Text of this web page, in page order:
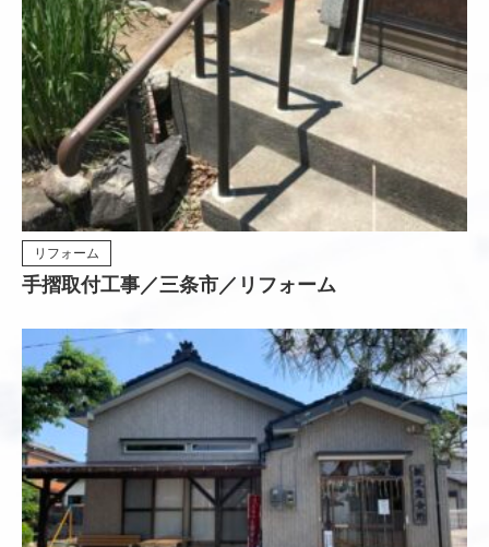
リフォーム
手摺取付工事／三条市／リフォーム